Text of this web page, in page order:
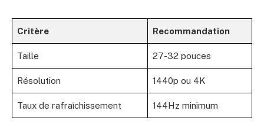
Critère Recommandation
Taille 27-32 pouces
Résolution 1440p ou 4K
Taux de rafraîchissement 144Hz minimum